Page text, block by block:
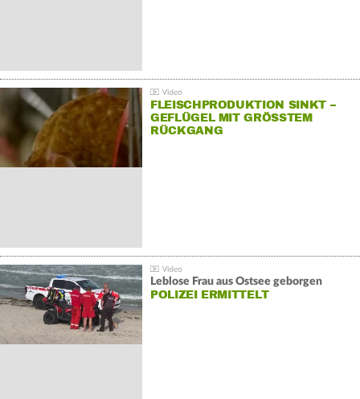
FLEISCHPRODUKTION SINKT –
GEFLÜGEL MIT GRÖSSTEM R
ÜCKGANG
Leblose Frau aus Ostsee geborgen
POLIZEI ERMITTELT